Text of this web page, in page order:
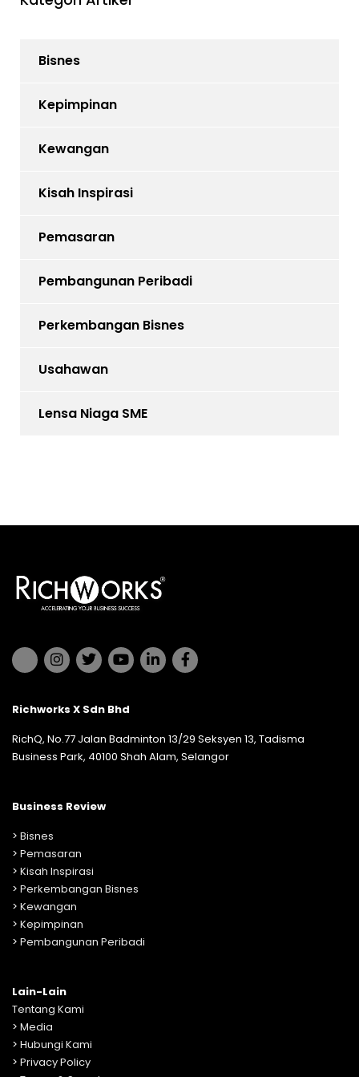
Bisnes
Kepimpinan
Kewangan
Kisah Inspirasi
Pemasaran
Pembangunan Peribadi
Perkembangan Bisnes
Usahawan
Lensa Niaga SME
Richworks X Sdn Bhd
RichQ, No.77 Jalan Badminton 13/29 Seksyen 13, Tadisma
Business Park, 40100 Shah Alam, Selangor
Business Review
> Bisnes
> Pemasaran
> Kisah Inspirasi
> Perkembangan Bisnes
> Kewangan
> Kepimpinan
> Pembangunan Peribadi
Lain-Lain
Tentang Kami
> Media
> Hubungi Kami
> Privacy Policy